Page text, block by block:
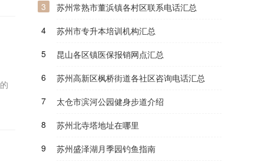
3
苏州常熟市董浜镇各村区联系电话汇总
4
苏州市专升本培训机构汇总
5
昆山各区镇医保报销网点汇总
6
苏州高新区枫桥街道各社区咨询电话汇总
7
太仓市滨河公园健身步道介绍
8
苏州北寺塔地址在哪里
9
苏州盛泽湖月季园钓鱼指南